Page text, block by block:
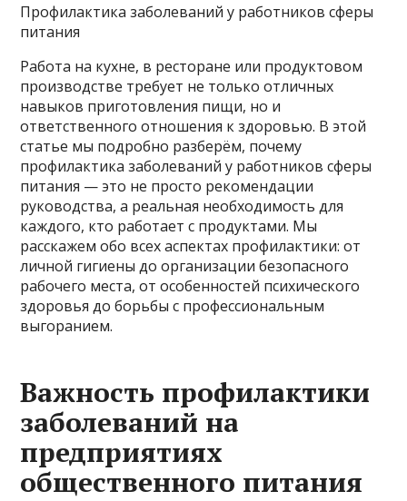
Профилактика заболеваний у работников сферы
питания
Работа на кухне, в ресторане или продуктовом
производстве требует не только отличных
навыков приготовления пищи, но и
ответственного отношения к здоровью. В этой
статье мы подробно разберём, почему
профилактика заболеваний у работников сферы
питания — это не просто рекомендации
руководства, а реальная необходимость для
каждого, кто работает с продуктами. Мы
расскажем обо всех аспектах профилактики: от
личной гигиены до организации безопасного
рабочего места, от особенностей психического
здоровья до борьбы с профессиональным
выгоранием.
Важность профилактики
заболеваний на
предприятиях
общественного питания